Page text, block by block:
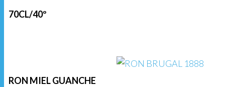
70CL/40º
RON MIEL GUANCHE